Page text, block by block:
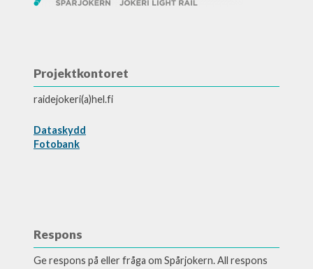
Projektkontoret
raidejokeri(a)hel.fi
Dataskydd
Fotobank
Respons
Ge respons på eller fråga om Spårjokern. All respons